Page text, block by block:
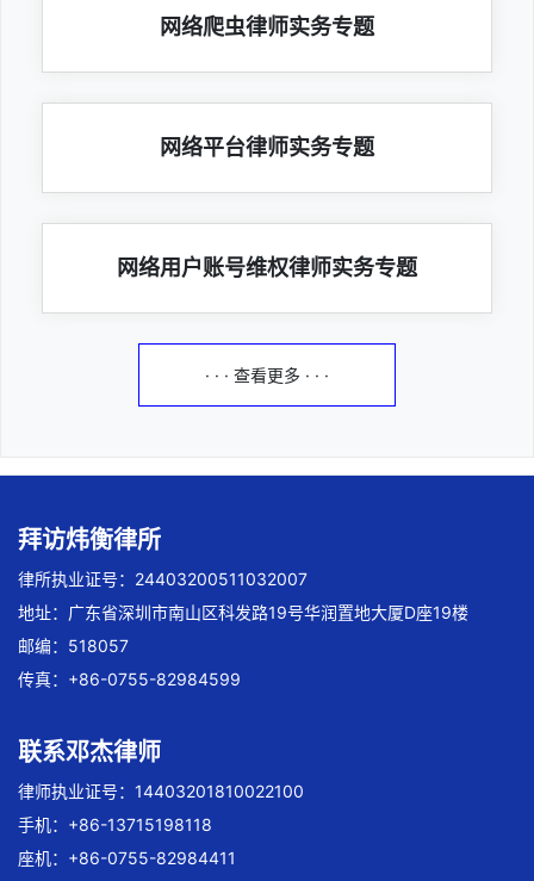
网络爬虫律师实务专题
网络平台律师实务专题
网络用户账号维权律师实务专题
· · · 查看更多 · · ·
拜访炜衡律所
律所执业证号：24403200511032007
地址：广东省深圳市南山区科发路19号华润置地大厦D座19楼
邮编：518057
传真：+86-0755-82984599
联系邓杰律师
律师执业证号：14403201810022100
手机：+86-13715198118
座机：+86-0755-82984411